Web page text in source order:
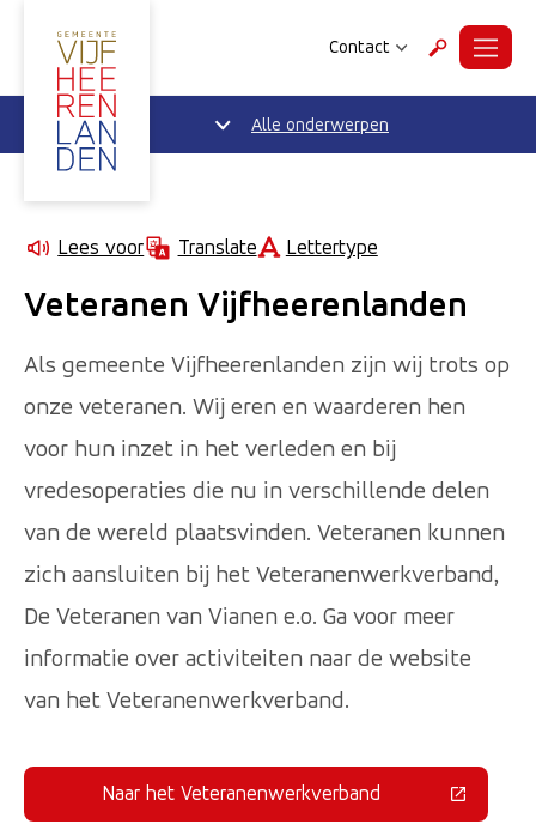
Contact ZoekenMenu
Alle onderwerpen
Lees voor Translate Lettertype
Veteranen Vijfheerenlanden
Als gemeente Vijfheerenlanden zijn wij trots op
onze veteranen. Wij eren en waarderen hen
voor hun inzet in het verleden en bij
vredesoperaties die nu in verschillende delen
van de wereld plaatsvinden. Veteranen kunnen
zich aansluiten bij het Veteranenwerkverband,
De Veteranen van Vianen e.o. Ga voor meer
informatie over activiteiten naar de website
van het Veteranenwerkverband.
Naar het Veteranenwerkverband(Deze link gaat naar een externe